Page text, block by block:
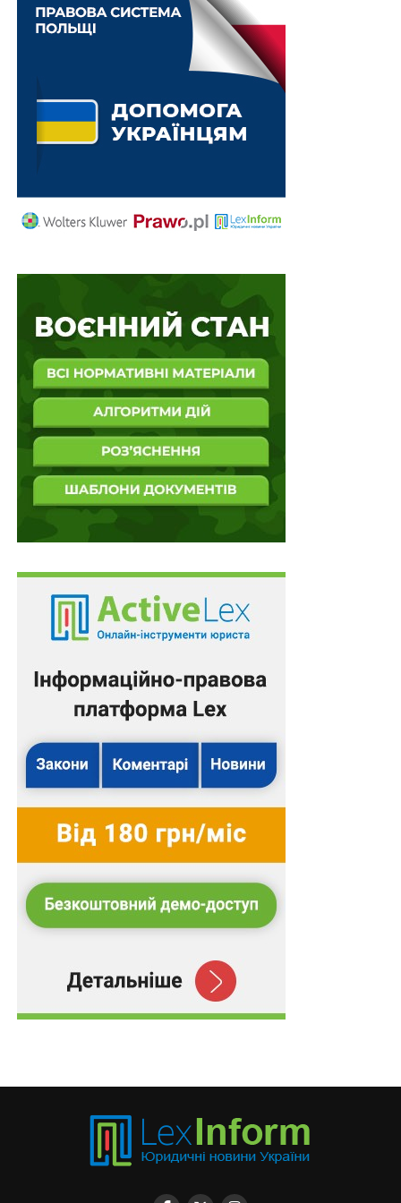
ПОВ'ЯЗАНІ ТЕМИ: ПОСТАНОВА КАБІНЕТУ МІНІСТРІВ УКРАЇНИ
Маркет-мейкер підтримуватиме ліквідність
державних облігацій України